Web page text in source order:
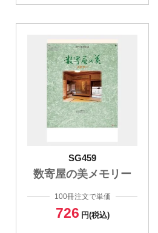
SG459
数寄屋の美メモリー
100冊注文で単価
726 円(税込)